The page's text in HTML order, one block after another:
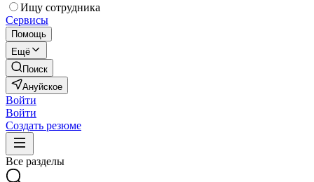
Ищу сотрудника
Сервисы
Помощь
Ещё
Поиск
Ануйское
Войти
Войти
Создать резюме
Все разделы